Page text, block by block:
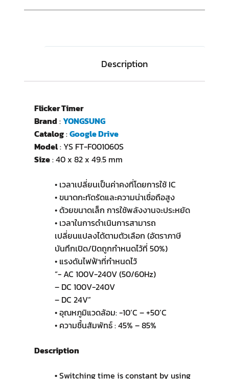
Description
Flicker Timer
Brand :YONGSUNG
Catalog:Google Drive
Model: YS FT-F001060S
Size: 40 x 82 x 49.5 mm
• เวลาเปลี่ยนเป็นค่าคงที่โดยการใช้ IC
• ขนาดกะทัดรัดและความน่าเชื่อถือสูง
• ด้วยขนาดเล็ก การใช้พลังงานจะประหยัด
• เวลาในการดำเนินการสามารถ
เปลี่ยนแปลงได้ตามตัวเลือก (อัตราภาษี
บันทึกเปิด/ปิดถูกกำหนดไว้ที่ 50%)
• แรงดันไฟฟ้าที่กำหนดไว้
“- AC 100V-240V (50/60Hz)
– DC 100V-240V
– DC 24V”
• อุณหภูมิแวดล้อม: -10’C – +50’C
• ความชื้นสัมพัทธ์ : 45% – 85%
Description
•Switching time is constant by using